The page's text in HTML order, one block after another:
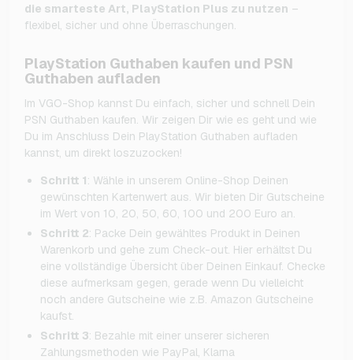
die smarteste Art, PlayStation Plus zu nutzen –
flexibel, sicher und ohne Überraschungen.
PlayStation Guthaben kaufen und PSN
Guthaben aufladen
Im VGO-Shop kannst Du einfach, sicher und schnell Dein
PSN Guthaben kaufen. Wir zeigen Dir wie es geht und wie
Du im Anschluss Dein PlayStation Guthaben aufladen
kannst, um direkt loszuzocken!
Schritt 1: Wähle in unserem Online-Shop Deinen
gewünschten Kartenwert aus. Wir bieten Dir Gutscheine
im Wert von 10, 20, 50, 60, 100 und 200 Euro an.
Schritt 2: Packe Dein gewähltes Produkt in Deinen
Warenkorb und gehe zum Check-out. Hier erhältst Du
eine vollständige Übersicht über Deinen Einkauf. Checke
diese aufmerksam gegen, gerade wenn Du vielleicht
noch andere Gutscheine wie z.B. Amazon Gutscheine
kaufst.
Schritt 3: Bezahle mit einer unserer sicheren
Zahlungsmethoden wie PayPal, Klarna